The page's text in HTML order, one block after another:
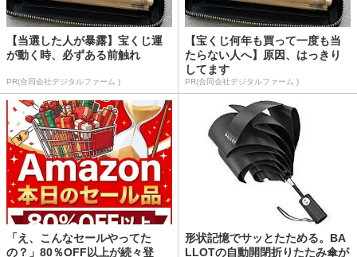
【当選した人が暴露】宝くじ運
が動く時、必ずある前触れ
PR(合同会社デジタルファーム )
【宝くじ何年も買って一度も当
たらない人へ】原因、はっきり
してます
PR(合同会社デジタルファーム )
「え、こんなセールやってた
の？」80％OFF以上が続々登
形状記憶でサッとたためる。BA
LLOTの自動開閉折りたたみ傘が